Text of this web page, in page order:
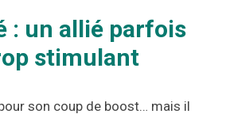
: un allié parfois
stimulant
son coup de boost… mais il